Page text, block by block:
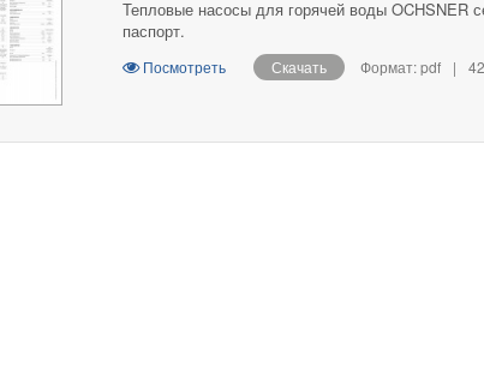
Тепловые насосы для горячей воды OCHSNER
паспорт.
Посмотреть Скачать Формат: pdf |